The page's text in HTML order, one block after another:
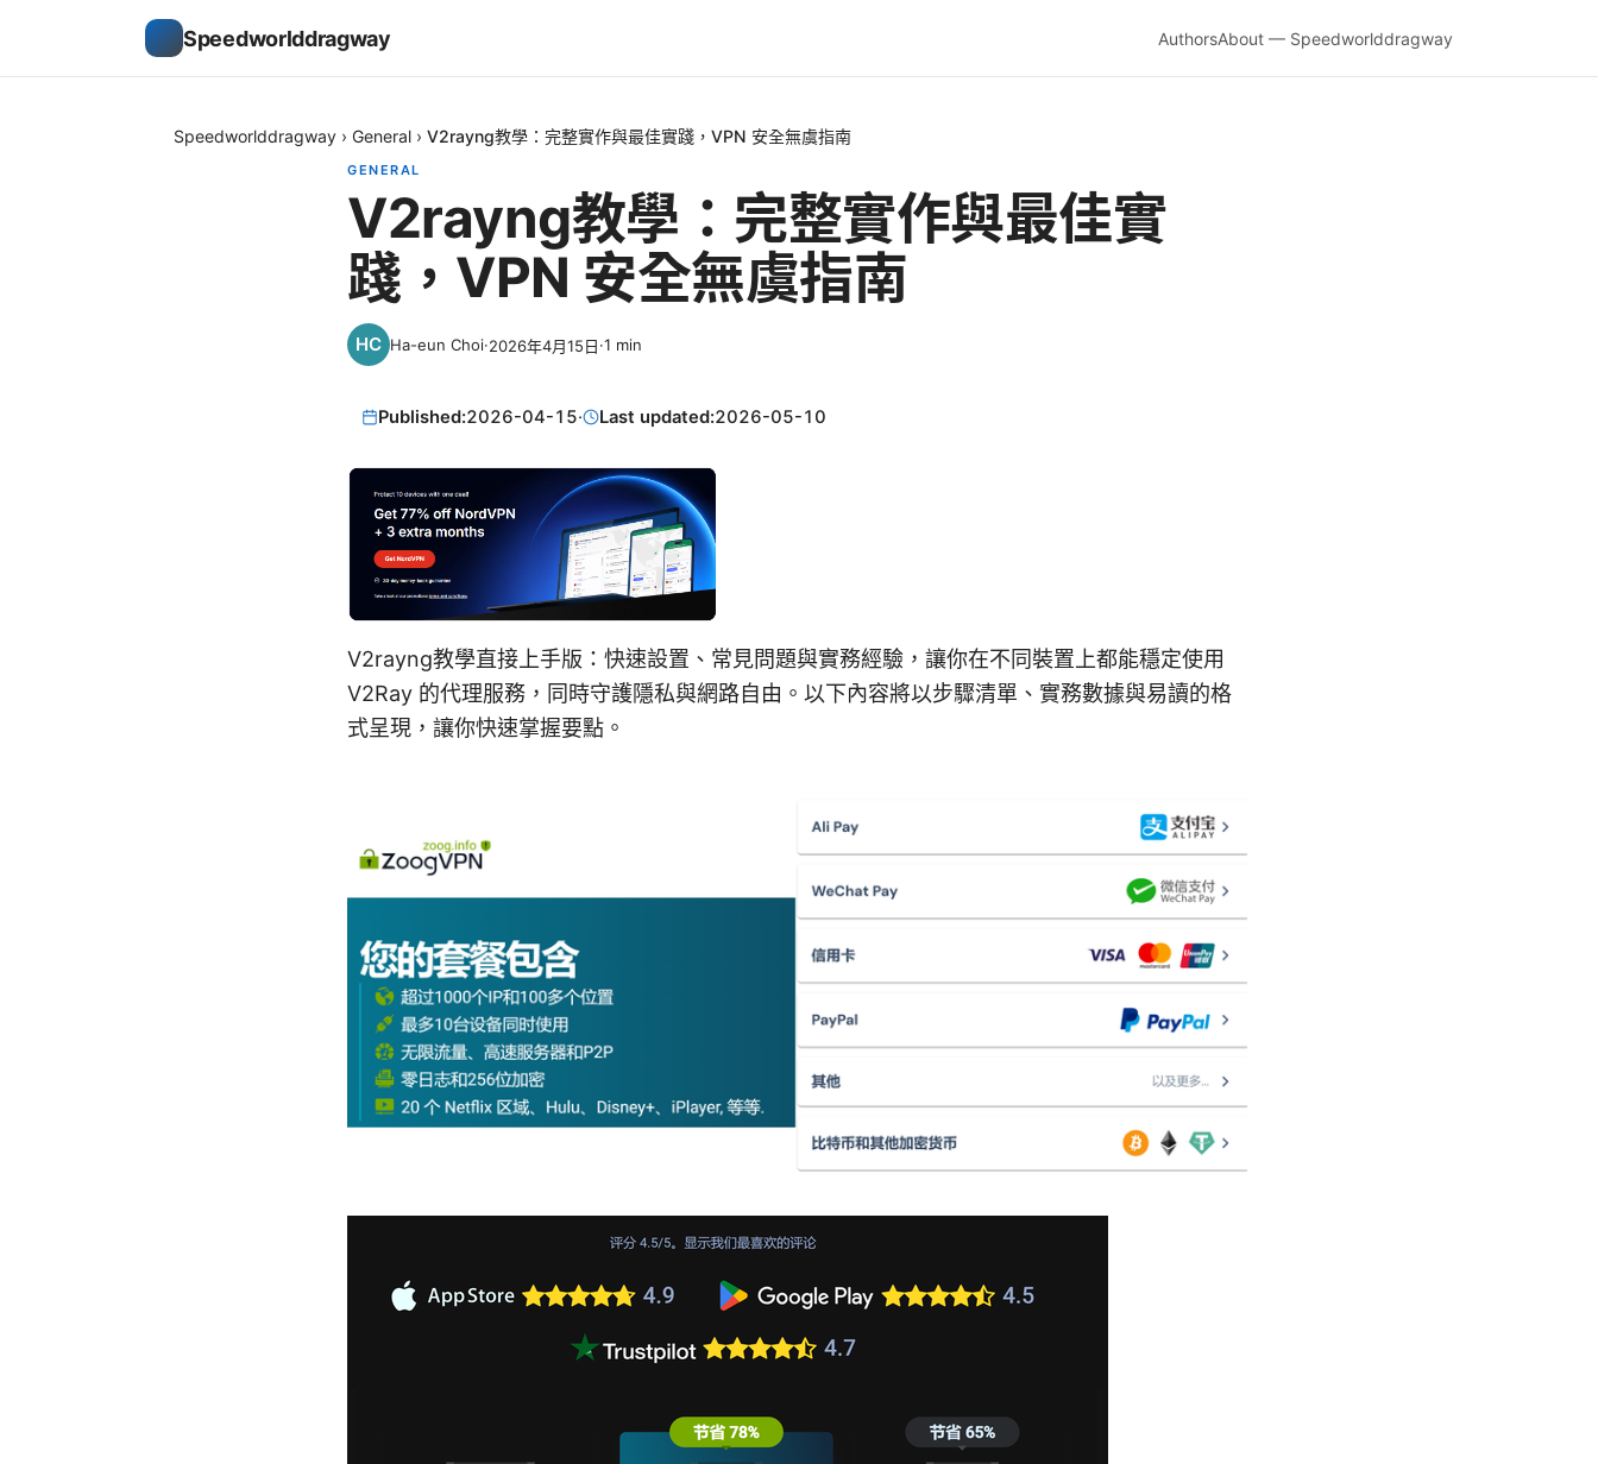
Speedworlddragway AuthorsAbout — Speedworlddragway
Speedworlddragway › General › V2rayng教學：完整實作與最佳實踐，VPN 安全無虞指南
GENERAL
V2rayng教學：完整實作與最佳實
踐，VPN 安全無虞指南
Ha-eun Choi·2026年4月15日·1 min
Published:2026-04-15· Last updated:2026-05-10
V2rayng教學直接上手版：快速設置、常見問題與實務經驗，讓你在不同裝置上都能穩定使用
V2Ray 的代理服務，同時守護隱私與網路自由。以下內容將以步驟清單、實務數據與易讀的格
式呈現，讓你快速掌握要點。